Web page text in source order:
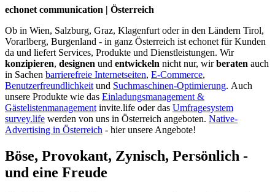
echonet communication | Österreich
Ob in Wien, Salzburg, Graz, Klagenfurt oder in den Ländern Tirol,
Vorarlberg, Burgenland - in ganz Österreich ist echonet für Kunden
da und liefert Services, Produkte und Dienstleistungen. Wir
konzipieren, designen und entwickeln nicht nur, wirberaten auch
in Sachen barrierefreie Internetseiten, E-Commerce,
Benutzerfreundlichkeit und Suchmaschinen-Optimierung. Auch
unsere Produkte wie das Einladungsmanagement &
Gästelistenmanagement invite.life oder das Umfragesystem
survey.life werden von uns in Österreich angeboten. Native-
Advertising in Österreich - hier unsere Angebote!
Böse, Provokant, Zynisch, Persönlich -
und eine Freude